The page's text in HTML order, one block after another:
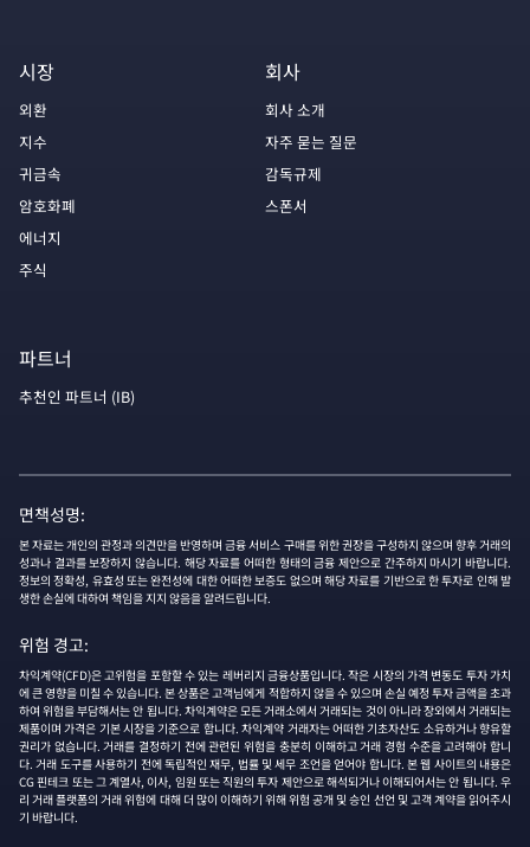
시장
외환
지수
귀금속
암호화폐
에너지
주식
회사
회사 소개
자주 묻는 질문
감독규제
스폰서
파트너
추천인 파트너 (IB)
면책성명:
본 자료는 개인의 관정과 의견만을 반영하며 금융 서비스 구매를 위한 권장을 구성하지 않으며 향후 거래의
성과나 결과를 보장하지 않습니다. 해당 자료를 어떠한 형태의 금융 제안으로 간주하지 마시기 바랍니다.
정보의 정확성, 유효성 또는 완전성에 대한 어떠한 보증도 없으며 해당 자료를 기반으로 한 투자로 인해 발
생한 손실에 대하여 책임을 지지 않음을 알려드립니다.
위험 경고:
차익계약(CFD)은 고위험을 포함할 수 있는 레버리지 금융상품입니다. 작은 시장의 가격 변동도 투자 가치
에 큰 영향을 미칠 수 있습니다. 본 상품은 고객님에게 적합하지 않을 수 있으며 손실 예정 투자 금액을 초과
하여 위험을 부담해서는 안 됩니다. 차익계약은 모든 거래소에서 거래되는 것이 아니라 장외에서 거래되는
제품이며 가격은 기본 시장을 기준으로 합니다. 차익계약 거래자는 어떠한 기초자산도 소유하거나 향유할
권리가 없습니다. 거래를 결정하기 전에 관련된 위험을 충분히 이해하고 거래 경험 수준을 고려해야 합니
다. 거래 도구를 사용하기 전에 독립적인 재무, 법률 및 세무 조언을 얻어야 합니다. 본 웹 사이트의 내용은
CG 핀테크 또는 그 계열사, 이사, 임원 또는 직원의 투자 제안으로 해석되거나 이해되어서는 안 됩니다. 우
리 거래 플랫폼의 거래 위험에 대해 더 많이 이해하기 위해 위험 공개 및 승인 선언 및 고객 계약을 읽어주시
기 바랍니다.